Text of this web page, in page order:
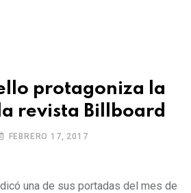
protagoniza la
revista Billboard
FEBRERO 17, 2017
una de sus portadas del mes de